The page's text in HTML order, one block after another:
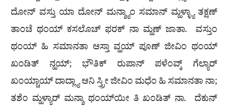
ದೋನ್ ವಸ್ತು ಯಾ ದೋನ್ ಮನ್ಶ್ಯಾಂ ಸಮಾನ್ ಮ್ಹಳ್ಳ್ಯಾ ತಕ್ಷಣ್
ತಾಂಚೆ ಥಂಯ್ ಕಸಲೊಚ್ ಫರಕ್ ನಾ ಮ್ಹಣ್ ಜಾತಾ. ವಸ್ತುಂ
ಥಂಯ್ ಹಿ ಸಮಾನತಾ ಆಸ್ತಾ ವ್ಹಯ್ ಪೂಣ್ ಜೀವಿಂ ಥಂಯ್
ಖಂಡಿತ್ ನ್ಹಯ್; ಭೌತಿಕ್ ರುಪಾನ್ ಪಳೆಂವ್ಕ್ ಗೆಲ್ಯಾರ್
ಖಂಯ್ಚಾಯ್ ದಾದ್ಲ್ಯಾ ಆನಿ ಸ್ತ್ರೀ ಜೀವಿಂ ಮಧೆಂ ಹಿ ಸಮಾನತಾ ನಾ;
ತಶೆಂ ಮ್ಹಳ್ಯಾರ್ ಮನ್ಶಾ ಥಂಯ್‍ಯೀ ತಿ ಖಂಡಿತ್ ನಾ. ದೆಕುನ್